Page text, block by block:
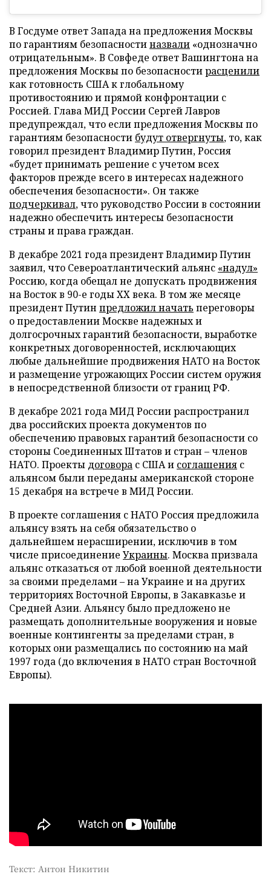
В Госдуме ответ Запада на предложения Москвы
по гарантиям безопасностиназвали «однозначно
отрицательным». В Совфеде ответ Вашингтона на
предложения Москвы по безопасностирасценили
как готовность США к глобальному
противостоянию и прямой конфронтации с
Россией. Глава МИД России Сергей Лавров
предупреждал, что если предложения Москвы по
гарантиям безопасности будут отвергнуты, то, как
говорил президент Владимир Путин, Россия
«будет принимать решение с учетом всех
факторов прежде всего в интересах надежного
обеспечения безопасности». Он также
подчеркивал, что руководство России в состоянии
надежно обеспечить интересы безопасности
страны и права граждан.
В декабре 2021 года президент Владимир Путин
заявил, что Североатлантический альянс «надул»
Россию, когда обещал не допускать продвижения
на Восток в 90-е годы XX века. В том же месяце
президент Путин предложил начать переговоры
о предоставлении Москве надежных и
долгосрочных гарантий безопасности, выработке
конкретных договоренностей, исключающих
любые дальнейшие продвижения НАТО на Восток
и размещение угрожающих России систем оружия
в непосредственной близости от границ РФ.
В декабре 2021 года МИД России распространил
два российских проекта документов по
обеспечению правовых гарантий безопасности со
стороны Соединенных Штатов и стран – членов
НАТО. Проекты договора с США и соглашения с
альянсом были переданы американской стороне
15 декабря на встрече в МИД России.
В проекте соглашения с НАТО Россия предложила
альянсу взять на себя обязательство о
дальнейшем нерасширении, исключив в том
числе присоединение Украины. Москва призвала
альянс отказаться от любой военной деятельности
за своими пределами – на Украине и на других
территориях Восточной Европы, в Закавказье и
Средней Азии. Альянсу было предложено не
размещать дополнительные вооружения и новые
военные контингенты за пределами стран, в
которых они размещались по состоянию на май
1997 года (до включения в НАТО стран Восточной
Европы).
Текст: Антон Никитин